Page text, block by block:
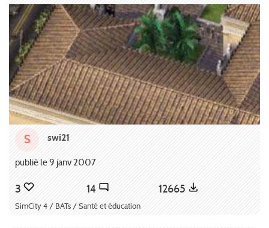
S swi21
publié le 9 janv 2007
3 14 12665
SimCity 4 / BATs / Santé et éducation